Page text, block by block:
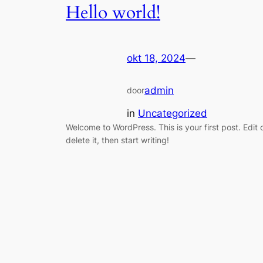
Hello world!
okt 18, 2024—
dooradmin
in Uncategorized
Welcome to WordPress. This is your first post. Edit
delete it, then start writing!